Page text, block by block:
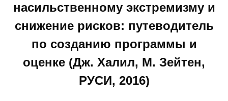
насильственному экстремизму и
снижение рисков: путеводитель
по созданию программы и
оценке (Дж. Халил, М. Зейтен,
РУСИ, 2016)